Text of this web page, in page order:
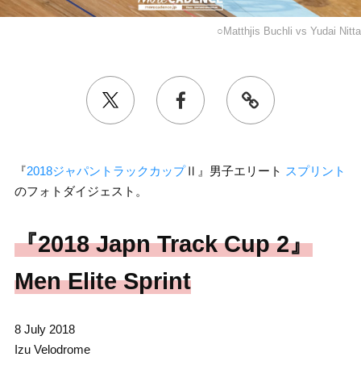
○Matthjis Buchli vs Yudai Nitta
『2018ジャパントラックカップⅡ』男子エリート スプリント
のフォトダイジェスト。
『2018 Japn Track Cup 2』
Men Elite Sprint
8 July 2018
Izu Velodrome